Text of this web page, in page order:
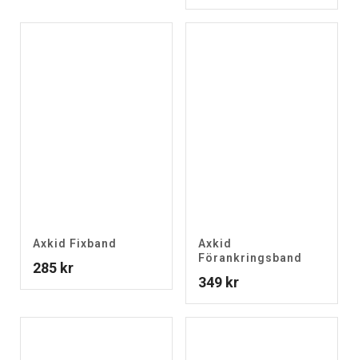
Axkid Fixband
285 kr
Axkid
Förankringsband
349 kr